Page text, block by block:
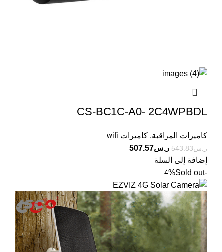
CS-BC1C-A0- 2C4WPBDL
كاميرات المراقبة, كاميرات wifi
ر.س543.83 ر.س507.57
إضافة إلى السلة
-4%
Sold out